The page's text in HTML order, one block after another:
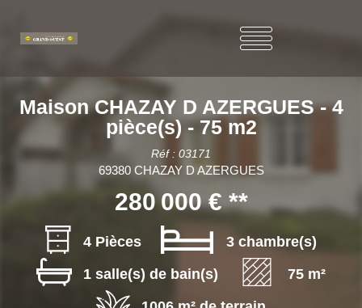
Maison CHAZAY D AZERGUES - 4
pièce(s) - 75 m2
Réf : 03171
69380 CHAZAY D AZERGUES
280 000 €**
4 Pièces
3 chambre(s)
1 salle(s) de bain(s)
75 m²